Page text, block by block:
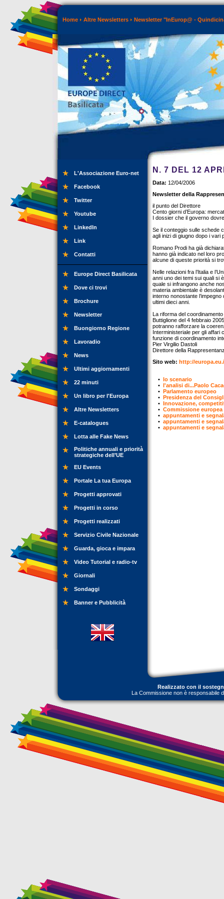
Home Altre Newsletters Newsletter "InEurop@ -
L'Associazione Euro-net
Facebook
Twitter
Youtube
LinkedIn
Link
Contatti
Europe Direct Basilicata
Dove ci trovi
Brochure
Newsletter
Buongiorno Regione
Lavoradio
News
Ultimi aggiornamenti
22 minuti
Un libro per l'Europa
Altre Newsletters
E-catalogues
Lotta alle Fake News
Politiche annuali e priorità
strategiche dell’UE
EU Events
Portale La tua Europa
Progetti approvati
Progetti in corso
Progetti realizzati
Servizio Civile Nazionale
Guarda, gioca e impara
Video Tutorial e radio-tv
Giornali
Sondaggi
Banner e Pubblicità
N. 7 DEL 12
Data: 12/04/2006
Newsletter della
il punto del Direttore
Cento giorni d’Europa:
I dossier che il governo
Se il conteggio sulle schede
agli inizi di giugno dopo i vari
Romano Prodi ha già
hanno già indicato nel loro
alcune di queste priorità si
Nelle relazioni fra l’Italia e
anni uno dei temi sui quali si
quale si infrangono anche
materia ambientale è
interno nonostante
ultimi dieci anni.
La riforma del coordinamento
Buttiglione del 4 febbraio
potranno rafforzare la
Interministeriale per gli affari
funzione di coordinamento
Pier Virgilio Dastoli
Direttore della
Sito web: http://
• lo scenario
• l'analisi di...Paolo
• Parlamento europeo
• Presidenza del
• Innovazione,
• Commissione europea
• appuntamenti e
• appuntamenti e
• appuntamenti e
Realizzato con il
La Commissione non è responsabile